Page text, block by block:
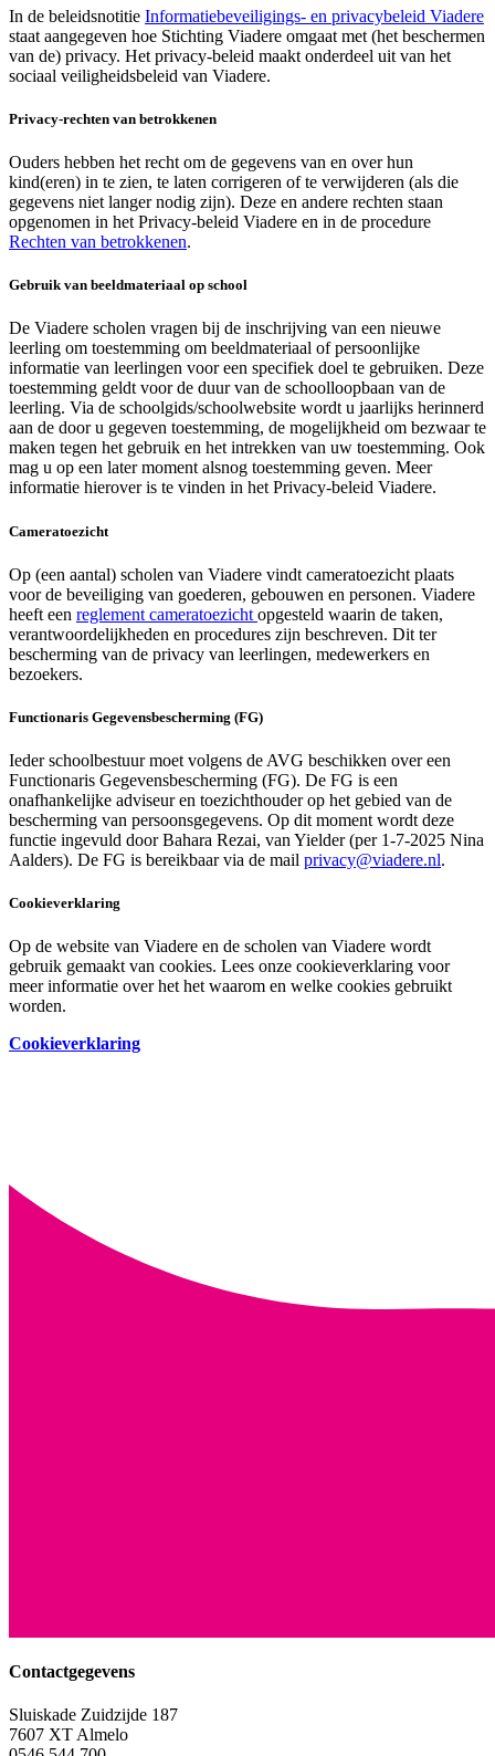
In de beleidsnotitie Informatiebeveiligings- en privacybeleid Viadere
staat aangegeven hoe Stichting Viadere omgaat met (het beschermen
van de) privacy. Het privacy-beleid maakt onderdeel uit van het
sociaal veiligheidsbeleid van Viadere.
Privacy-rechten van betrokkenen
Ouders hebben het recht om de gegevens van en over hun
kind(eren) in te zien, te laten corrigeren of te verwijderen (als die
gegevens niet langer nodig zijn). Deze en andere rechten staan
opgenomen in het Privacy-beleid Viadere en in de procedure
Rechten van betrokkenen.
Gebruik van beeldmateriaal op school
De Viadere scholen vragen bij de inschrijving van een nieuwe
leerling om toestemming om beeldmateriaal of persoonlijke
informatie van leerlingen voor een specifiek doel te gebruiken. Deze
toestemming geldt voor de duur van de schoolloopbaan van de
leerling. Via de schoolgids/schoolwebsite wordt u jaarlijks herinnerd
aan de door u gegeven toestemming, de mogelijkheid om bezwaar te
maken tegen het gebruik en het intrekken van uw toestemming. Ook
mag u op een later moment alsnog toestemming geven. Meer
informatie hierover is te vinden in het Privacy-beleid Viadere.
Cameratoezicht
Op (een aantal) scholen van Viadere vindt cameratoezicht plaats
voor de beveiliging van goederen, gebouwen en personen. Viadere
heeft een reglement cameratoezicht opgesteld waarin de taken,
verantwoordelijkheden en procedures zijn beschreven. Dit ter
bescherming van de privacy van leerlingen, medewerkers en
bezoekers.
Functionaris Gegevensbescherming (FG)
Ieder schoolbestuur moet volgens de AVG beschikken over een
Functionaris Gegevensbescherming (FG). De FG is een
onafhankelijke adviseur en toezichthouder op het gebied van de
bescherming van persoonsgegevens. Op dit moment wordt deze
functie ingevuld door Bahara Rezai, van Yielder (per 1-7-2025 Nina
Aalders). De FG is bereikbaar via de mail privacy@viadere.nl.
Cookieverklaring
Op de website van Viadere en de scholen van Viadere wordt
gebruik gemaakt van cookies. Lees onze cookieverklaring voor
meer informatie over het het waarom en welke cookies gebruikt
worden.
Cookieverklaring
Contactgegevens
Sluiskade Zuidzijde 187
7607 XT Almelo